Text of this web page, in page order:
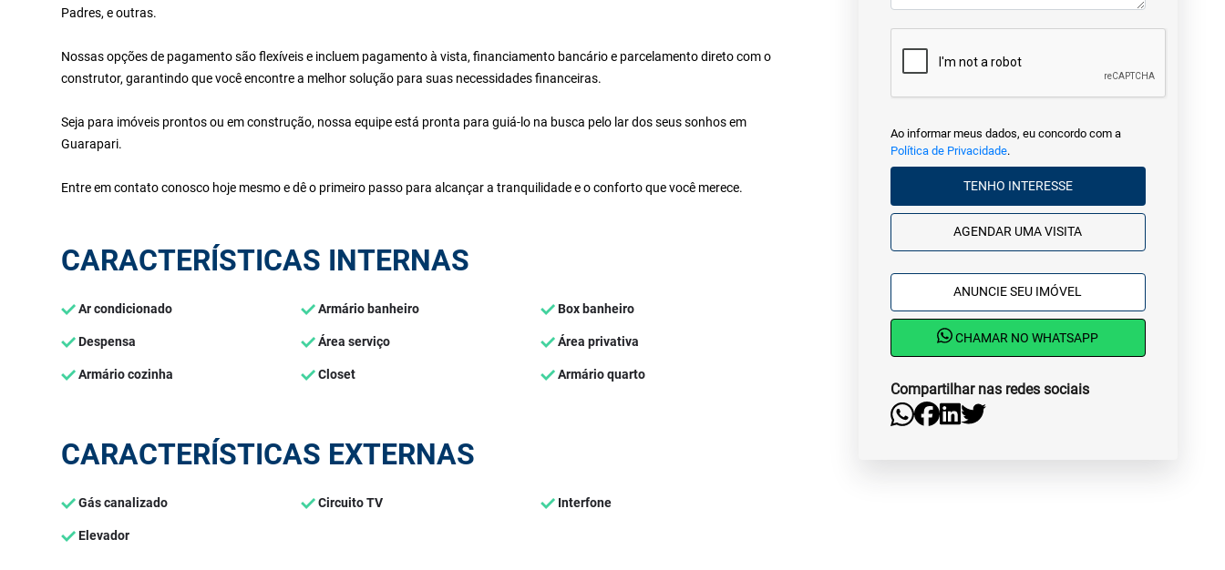
Padres, e outras.
Nossas opções de pagamento são flexíveis e incluem pagamento à vista, financiamento bancário e parcelamento direto com o
construtor, garantindo que você encontre a melhor solução para suas necessidades financeiras.
Seja para imóveis prontos ou em construção, nossa equipe está pronta para guiá-lo na busca pelo lar dos seus sonhos em
Guarapari.
Entre em contato conosco hoje mesmo e dê o primeiro passo para alcançar a tranquilidade e o conforto que você merece.
CARACTERÍSTICAS INTERNAS
Ar condicionado Armário banheiro Box banheiro
Despensa Área serviço Área privativa
Armário cozinha Closet Armário quarto
CARACTERÍSTICAS EXTERNAS
Gás canalizado Circuito TV Interfone
Elevador
Ao informar meus dados, eu concordo com a
Política de Privacidade.
TENHO INTERESSE
AGENDAR UMA VISITA
ANUNCIE SEU IMÓVEL
CHAMAR NO WHATSAPP
Compartilhar nas redes sociais